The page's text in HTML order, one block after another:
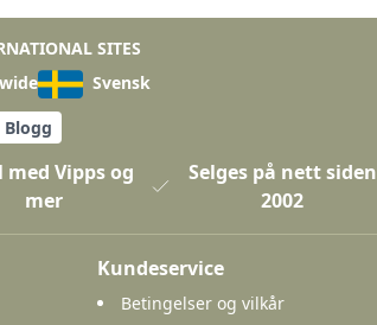
SITES
Svensk
Blogg
med Vipps og
mer
Selges på nett siden
2002
Kundeservice
Betingelser og vilkår